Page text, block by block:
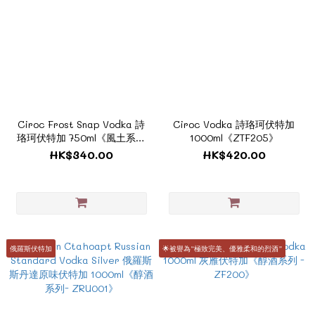
Ciroc Frost Snap Vodka 詩
珞珂伏特加 750ml《風土系酒
款 - ZTF206》
HK$340.00
Ciroc Vodka 詩珞珂伏特加
1000ml《ZTF205》
HK$420.00
俄羅斯伏特加 🌟被譽為“極致完美、優雅柔和的烈酒”